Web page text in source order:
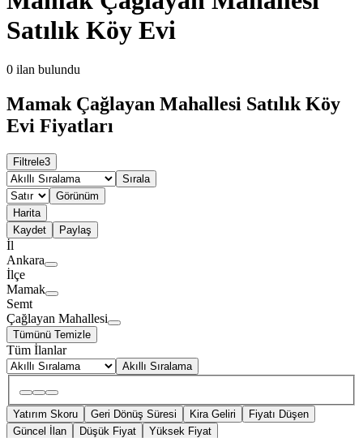
Satılık Köy Evi
0 ilan bulundu
Mamak Çağlayan Mahallesi Satılık Köy
Evi Fiyatları
Filtrele3
Sırala
Görünüm
Harita
Kaydet
Paylaş
İl
Ankara
İlçe
Mamak
Semt
Çağlayan Mahallesi
Tümünü Temizle
Tüm İlanlar
Akıllı Sıralama
Yatırım Skoru Geri Dönüş Süresi Kira Geliri
Fiyatı Düşen
Güncel İlan
Düşük Fiyat Yüksek Fiyat